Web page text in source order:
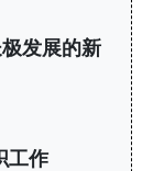
发展的新
工作